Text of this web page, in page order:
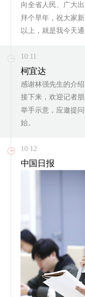
向全省人民、广大
拜个早年，祝大家
以上，就是我今天
10:11
柯宜达
感谢林强先生的介绍
接下来，欢迎记者
举手示意，应邀提
始。
10:12
中国日报